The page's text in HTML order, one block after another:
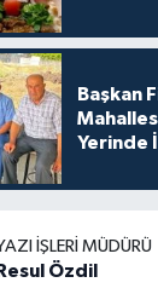
Başkan
Yerinde
İŞLERI MÜDÜRÜ
Resul Özdil